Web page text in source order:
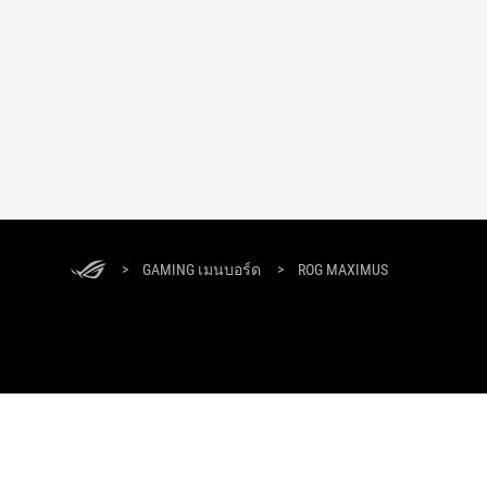
> GAMING เมนบอร์ด > ROG MAXIMUS